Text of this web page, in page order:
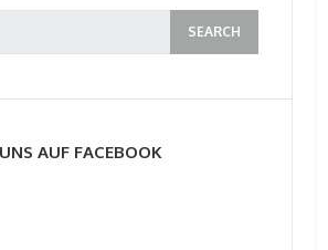
AUF FACEBOOK